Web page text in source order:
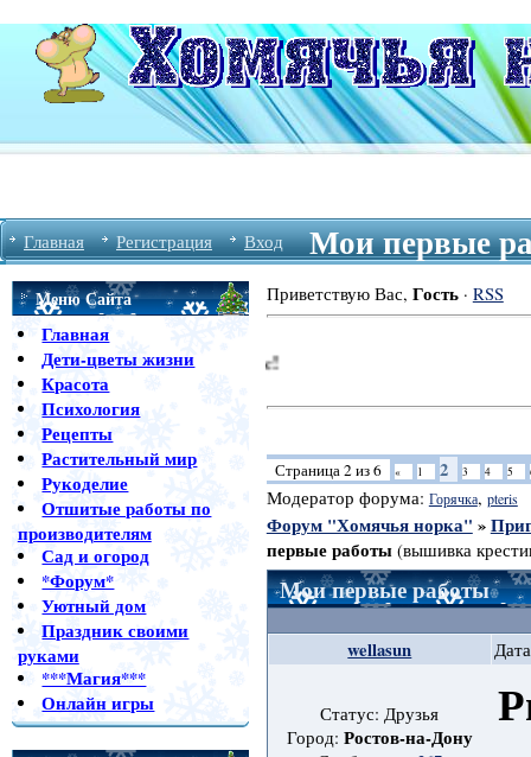
Главная Регистрация Вход Мои первые
Меню Сайта
Главная
Дети-цветы жизни
Красота
Психология
Рецепты
Растительный мир
Рукоделие
Отшитые работы по
производителям
Сад и огород
*Форум*
Уютный дом
Праздник своими
руками
***Магия***
Онлайн игры
Приветствую Вас, Гость· RSS
Страница2из6 « 1 2 3 4 5
Модератор форума: Горячка, pteris
Форум "Хомячья норка" »
первые работы (вышивка
Мои первые работы
wellasun
Статус: Друзья
Город: Ростов-на-Дону